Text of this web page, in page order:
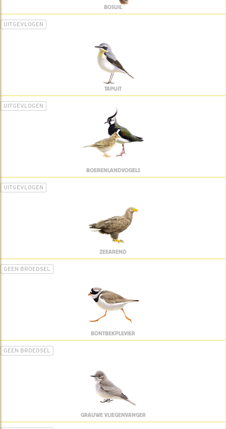
BOSUIL
UITGEVLOGEN
TAPUIT
UITGEVLOGEN
BOERENLANDVOGELS
UITGEVLOGEN
ZEEAREND
GEEN BROEDSEL
BONTBEKPLEVIER
GEEN BROEDSEL
GRAUWE VLIEGENVANGER